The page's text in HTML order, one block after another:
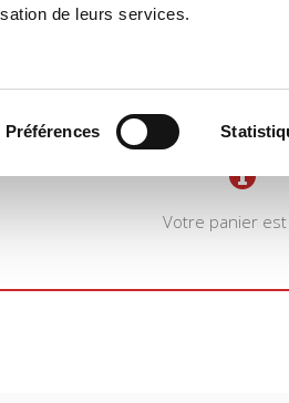
de leurs services.
Préférences
Votre panier est